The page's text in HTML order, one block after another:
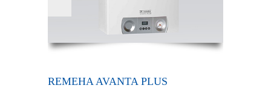
REMEHA AVANTA PLUS